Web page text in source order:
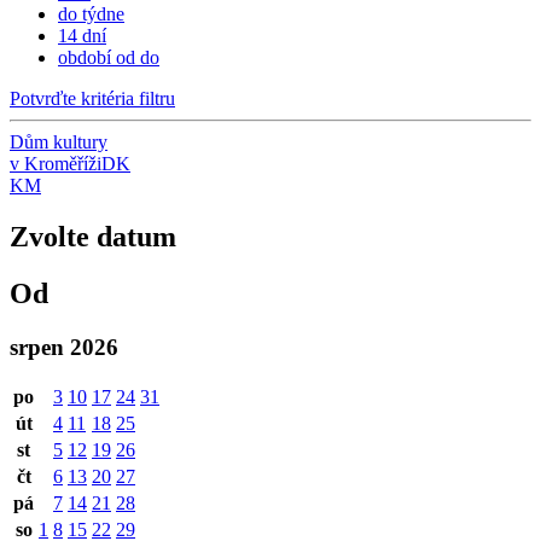
do týdne
14 dní
období od do
Potvrďte kritéria filtru
Dům kultury
v KroměřížiDK
KM
Zvolte datum
Od
srpen 2026
po 3 10 17 24 31
út
4 11 18 25
st
5 12 19 26
čt
6 13 20 27
pá
7 14 21 28
so 1 8 15 22 29